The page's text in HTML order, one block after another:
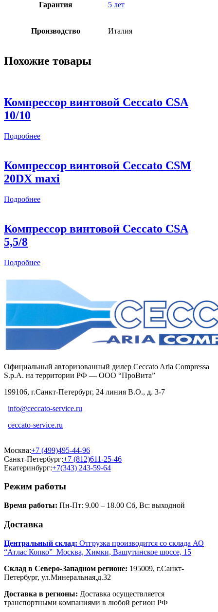
Гарантия 5 лет
Производство Италия
Похожие товары
Компрессор винтовой Ceccato CSА
10/10
Подробнее
Компрессор винтовой Ceccato CSM
20DX maxi
Подробнее
Компрессор винтовой Ceccato CSА
5,5/8
Подробнее
Официальный авторизованный дилер Ceccato Aria Compressa
S.p.A. на территории РФ — ООО “ПроВита”
199106, г.Санкт-Петербург, 24 линия В.О., д. 3-7
info@ceccato-service.ru
ceccato-service.ru
Москва:+7 (499)495-44-96
Санкт-Петербург:+7 (812)611-25-46
Екатеринбург:+7(343) 243-59-64
Режим работы
Время работы: Пн-Пт: 9.00 – 18.00 Сб, Вс: выходной
Доставка
Центральный склад: Отгрузка производится со склада АО
“Атлас Копко” Москва, Химки, Вашутинское шоссе, 15
Склад в Северо-Западном регионе: 195009, г.Санкт-
Петербург, ул.Минеральная,д.32
Доставка в регионы: Доставка осуществляется
транспортными компаниями в любой регион РФ